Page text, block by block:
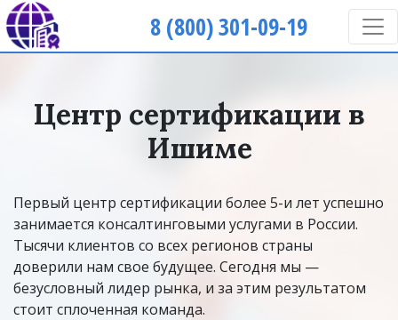
8 (800) 301-09-19
Центр сертификации в
Ишиме
Первый центр сертификации более 5-и лет успешно
занимается консалтинговыми услугами в России.
Тысячи клиентов со всех регионов страны
доверили нам свое будущее. Сегодня мы —
безусловный лидер рынка, и за этим результатом
стоит сплоченная команда.